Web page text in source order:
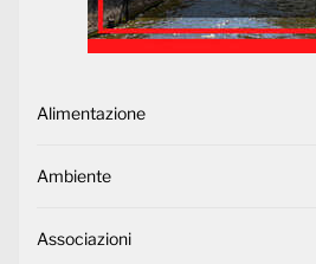
Alimentazione
Ambiente
Associazioni